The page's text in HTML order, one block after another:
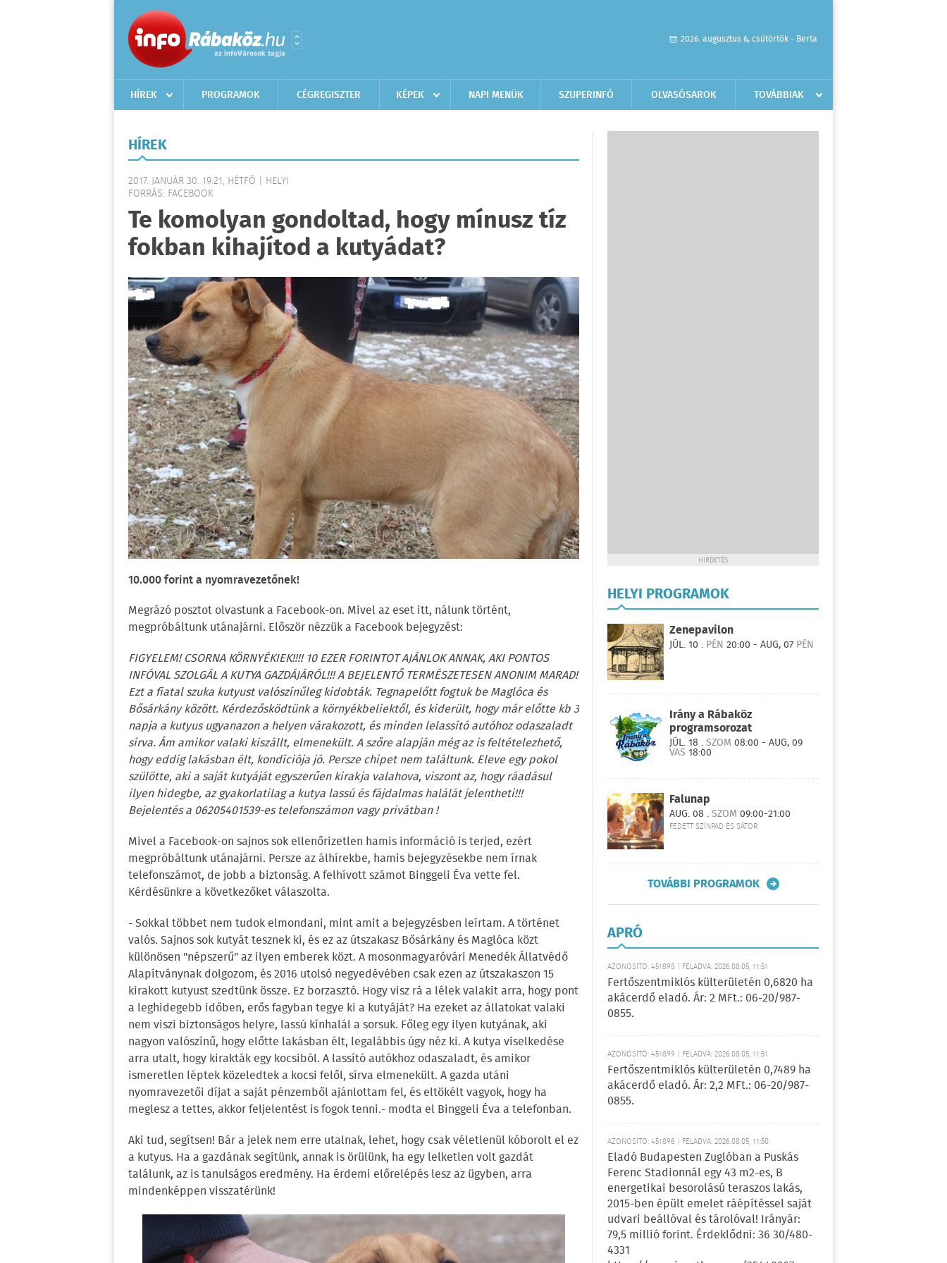
2026. augusztus 6, csütörtök - Berta
HÍREK PROGRAMOK CÉGREGISZTER KÉPEK NAPI MENÜK SZUPERINFÓ OLVASÓSAROK TOVÁBBIAK
HÍREK
2017. JANUÁR 30. 19:21, HÉTFŐ | HELYI
FORRÁS: FACEBOOK
Te komolyan gondoltad, hogy mínusz tíz
fokban kihajítod a kutyádat?
10.000 forint a nyomravezetőnek!
Megrázó posztot olvastunk a Facebook-on. Mivel az eset itt, nálunk történt,
megpróbáltunk utánajárni. Először nézzük a Facebook bejegyzést:
FIGYELEM! CSORNA KÖRNYÉKIEK!!!! 10 EZER FORINTOT AJÁNLOK ANNAK, AKI PONTOS
INFÓVAL SZOLGÁL A KUTYA GAZDÁJÁRÓL!!! A BEJELENTŐ TERMÉSZETESEN ANONIM MARAD!
Ezt a fiatal szuka kutyust valószínűleg kidobták. Tegnapelőtt fogtuk be Maglóca és
Bősárkány között. Kérdezősködtünk a környékbeliektől, és kiderült, hogy már előtte kb 3
napja a kutyus ugyanazon a helyen várakozott, és minden lelassító autóhoz odaszaladt
sírva. Ám amikor valaki kiszállt, elmenekült. A szőre alapján még az is feltételezhető,
hogy eddig lakásban élt, kondíciója jó. Persze chipet nem találtunk. Eleve egy pokol
szülötte, aki a saját kutyáját egyszerűen kirakja valahova, viszont az, hogy ráadásul
ilyen hidegbe, az gyakorlatilag a kutya lassú és fájdalmas halálát jelentheti!!!
Bejelentés a 06205401539-es telefonszámon vagy privátban !
Mivel a Facebook-on sajnos sok ellenőrizetlen hamis információ is terjed, ezért
megpróbáltunk utánajárni. Persze az álhírekbe, hamis bejegyzésekbe nem írnak
telefonszámot, de jobb a biztonság. A felhívott számot Binggeli Éva vette fel.
Kérdésünkre a következőket válaszolta.
- Sokkal többet nem tudok elmondani, mint amit a bejegyzésben leírtam. A történet
valós. Sajnos sok kutyát tesznek ki, és ez az útszakasz Bősárkány és Maglóca közt
különösen "népszerű" az ilyen emberek közt. A mosonmagyaróvári Menedék Állatvédő
Alapítványnak dolgozom, és 2016 utolsó negyedévében csak ezen az útszakaszon 15
kirakott kutyust szedtünk össze. Ez borzasztó. Hogy visz rá a lélek valakit arra, hogy pont
a leghidegebb időben, erős fagyban tegye ki a kutyáját? Ha ezeket az állatokat valaki
nem viszi biztonságos helyre, lassú kínhalál a sorsuk. Főleg egy ilyen kutyának, aki
nagyon valószínű, hogy előtte lakásban élt, legalábbis úgy néz ki. A kutya viselkedése
arra utalt, hogy kirakták egy kocsiból. A lassító autókhoz odaszaladt, és amikor
ismeretlen léptek közeledtek a kocsi felől, sírva elmenekült. A gazda utáni
nyomravezetői díjat a saját pénzemből ajánlottam fel, és eltökélt vagyok, hogy ha
meglesz a tettes, akkor feljelentést is fogok tenni.- modta el Binggeli Éva a telefonban.
Aki tud, segítsen! Bár a jelek nem erre utalnak, lehet, hogy csak véletlenül kóborolt el ez
a kutyus. Ha a gazdának segítünk, annak is örülünk, ha egy lelketlen volt gazdát
találunk, az is tanulságos eredmény. Ha érdemi előrelépés lesz az ügyben, arra
mindenképpen visszatérünk!
HIRDETÉS
HELYI PROGRAMOK
Zenepavilon
JÚL. 10 . PÉN 20:00 - AUG, 07 PÉN
Irány a Rábaköz
programsorozat
JÚL. 18 .SZOM 08:00 - AUG, 09
VAS 18:00
Falunap
AUG. 08 .SZOM 09:00-21:00
FEDETT SZÍNPAD ÉS SÁTOR
TOVÁBBI PROGRAMOK
APRÓ
AZONOSÍTÓ: 451898 | FELADVA: 2026.08.05, 11:51
Fertőszentmiklós külterületén 0,6820 ha
akácerdő eladó. Ár: 2 MFt.: 06-20/987-
0855.
AZONOSÍTÓ: 451899 | FELADVA: 2026.08.05, 11:51
Fertőszentmiklós külterületén 0,7489 ha
akácerdő eladó. Ár: 2,2 MFt.: 06-20/987-
0855.
AZONOSÍTÓ: 451896 | FELADVA: 2026.08.05, 11:50
Eladó Budapesten Zuglóban a Puskás
Ferenc Stadionnál egy 43 m2-es, B
energetikai besorolású teraszos lakás,
2015-ben épült emelet ráépítéssel saját
udvari beállóval és tárolóval! Irányár:
79,5 millió forint. Érdeklődni: 36 30/480-
4331